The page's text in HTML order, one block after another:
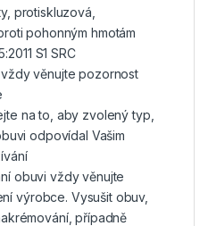
protiskluzová,
pohonným hmotám
S1 SRC
věnujte pozornost
na to, aby zvolený typ,
odpovídal Vašim
obuvi vždy věnujte
výrobce. Vysušit obuv,
případně